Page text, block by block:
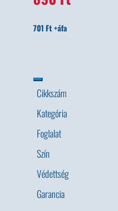
701 Ft +áfa
Cikkszám
Kategória
Foglalat
Szín
Védettség
Garancia